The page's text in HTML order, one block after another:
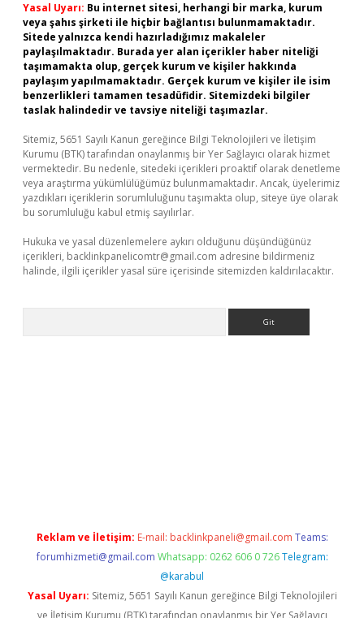
Yasal Uyarı: Bu internet sitesi, herhangi bir marka, kurum
veya şahıs şirketi ile hiçbir bağlantısı bulunmamaktadır.
Sitede yalnızca kendi hazırladığımız makaleler
paylaşılmaktadır. Burada yer alan içerikler haber niteliği
taşımamakta olup, gerçek kurum ve kişiler hakkında
paylaşım yapılmamaktadır. Gerçek kurum ve kişiler ile isim
benzerlikleri tamamen tesadüfidir. Sitemizdeki bilgiler
taslak halindedir ve tavsiye niteliği taşımazlar.
Sitemiz, 5651 Sayılı Kanun gereğince Bilgi Teknolojileri ve İletişim
Kurumu (BTK) tarafından onaylanmış bir Yer Sağlayıcı olarak hizmet
vermektedir. Bu nedenle, sitedeki içerikleri proaktif olarak denetleme
veya araştırma yükümlülüğümüz bulunmamaktadır. Ancak, üyelerimiz
yazdıkları içeriklerin sorumluluğunu taşımakta olup, siteye üye olarak
bu sorumluluğu kabul etmiş sayılırlar.
Hukuka ve yasal düzenlemelere aykırı olduğunu düşündüğünüz
içerikleri, backlinkpanelicomtr@gmail.com adresine bildirmeniz
halinde, ilgili içerikler yasal süre içerisinde sitemizden kaldırılacaktır.
Reklam ve İletişim: E-mail: backlinkpaneli@gmail.com Teams:
forumhizmeti@gmail.com Whatsapp: 0262 606 0 726 Telegram:
@karabul
Yasal Uyarı: Sitemiz, 5651 Sayılı Kanun gereğince Bilgi Teknolojileri
ve İletişim Kurumu (BTK) tarafından onaylanmış bir Yer Sağlayıcı